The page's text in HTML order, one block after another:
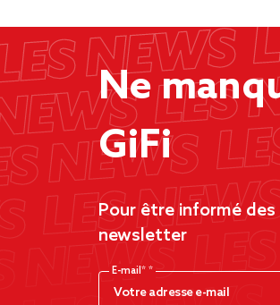
Ne
GiFi
Pour être informé
newsletter
E-mail*